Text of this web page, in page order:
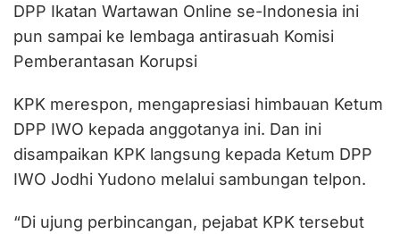
DPP Ikatan Wartawan Online se-Indonesia ini
pun sampai ke lembaga antirasuah Komisi
Pemberantasan Korupsi
KPK merespon, mengapresiasi himbauan Ketum
DPP IWO kepada anggotanya ini. Dan ini
disampaikan KPK langsung kepada Ketum DPP
IWO Jodhi Yudono melalui sambungan telpon.
“Di ujung perbincangan, pejabat KPK tersebut